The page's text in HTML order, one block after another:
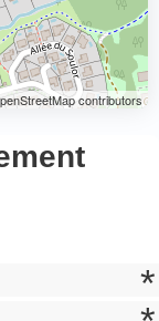
contributors